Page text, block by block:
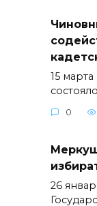
15 марта
0
26